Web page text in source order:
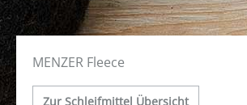
MENZER Fleece
Zur Schleifmittel Übersicht